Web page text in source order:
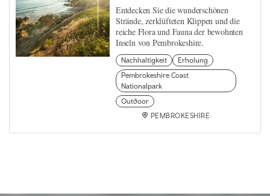
Entdecken Sie die wunderschönen
Strände, zerklüfteten Klippen und die
reiche Flora und Fauna der bewohnten
Inseln von Pembrokeshire.
Nachhaltigkeit
Erholung
Pembrokeshire Coast
Nationalpark
Outdoor
PEMBROKESHIRE